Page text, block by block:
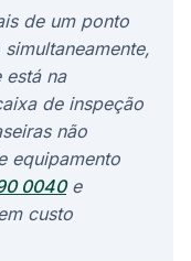
de um ponto
na
de inspeção
não
equipamento
0040e
custo